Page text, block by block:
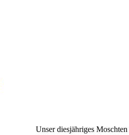
Unser diesjähriges